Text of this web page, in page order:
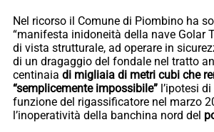
Nel ricorso il Comune di Piombino ha
“manifesta inidoneità della nave Golar
di vista strutturale, ad operare in
di un dragaggio del fondale nel tratto
centinaia di migliaia di metri cubi che
“semplicemente impossibile” l’ipotesi
funzione del rigassificatore nel marzo
l’inoperatività della banchina nord del